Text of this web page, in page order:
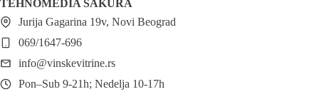
TEHNOMEDIA SAKURA
Jurija Gagarina 19v, Novi Beograd
069/1647-696
info@vinskevitrine.rs
Pon–Sub 9-21h; Nedelja 10-17h